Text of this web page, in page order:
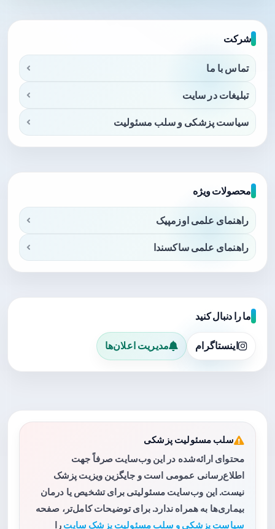
شرکت
تماس با ما
تبلیغات در سایت
سیاست پزشکی و سلب مسئولیت
محصولات ویژه
راهنمای علمی اوزمپیک
راهنمای علمی ساکسندا
ما را دنبال کنید
اینستاگرام مدیریت اعلان‌ها
سلب مسئولیت پزشکی
محتوای ارائه‌شده در این وب‌سایت صرفاً جهت
اطلاع‌رسانی عمومی است و جایگزین ویزیت پزشک
نیست. این وب‌سایت مسئولیتی برای تشخیص یا درمان
بیماری‌ها به همراه ندارد. برای توضیحات کامل‌تر، صفحه
سیاست پزشکی و سلب مسئولیت پزشک سایت را